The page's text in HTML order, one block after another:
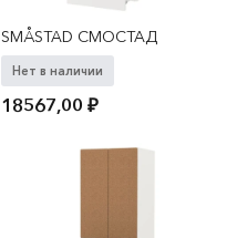
SMÅSTAD СМОСТАД
Нет в наличии
18567,00₽